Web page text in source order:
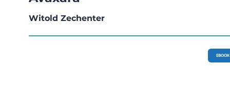
Witold Zechenter
EBOOK